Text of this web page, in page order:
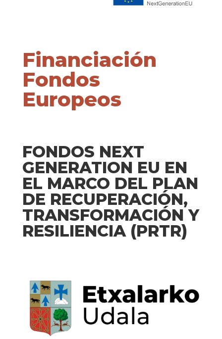
Financiación
Fondos
Europeos
FONDOS NEXT
GENERATION EU EN
EL MARCO DEL PLAN
DE RECUPERACIÓN,
TRANSFORMACIÓN Y
RESILIENCIA (PRTR)